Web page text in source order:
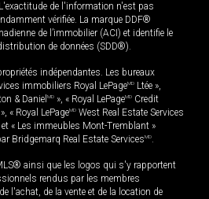
de l'information n'est pas
vérifiée. La marque DDF®
de l’immobilier (ACI) et identifie le
de données (SDD®).
indépendantes. Les bureaux
immobiliers Royal LePageMD Ltée »,
& Daniel MD », « Royal LePageMD Credit
« Royal LePageMD West Real Estate Services
« Les immeubles Mont-Tremblant »
Bridgemarq Real Estate ServicesMD.
ainsi que les logos qui s'y rapportent
rendus par les membres
l'achat, de la vente et de la location de